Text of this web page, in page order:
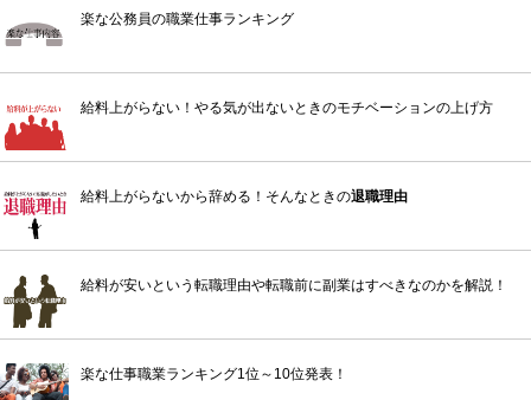
楽な公務員の職業仕事ランキング
給料上がらない！やる気が出ないときのモチベーションの上げ方
給料上がらないから辞める！そんなときの退職理由
給料が安いという転職理由や転職前に副業はすべきなのかを解説！
楽な仕事職業ランキング1位～10位発表！